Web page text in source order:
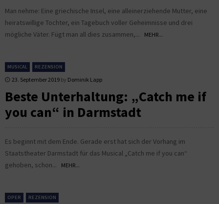
Man nehme: Eine griechische Insel, eine alleinerziehende Mutter, eine
heiratswillige Tochter, ein Tagebuch voller Geheimnisse und drei
mögliche Väter. Fügt man all dies zusammen,...
MEHR...
MUSICAL REZENSION
23. September 2019 by Dominik Lapp
Beste Unterhaltung: „Catch me if
you can“ in Darmstadt
Es beginnt mit dem Ende. Gerade erst hat sich der Vorhang im
Staatstheater Darmstadt für das Musical „Catch me if you can“
gehoben, schon...
MEHR...
OPER REZENSION